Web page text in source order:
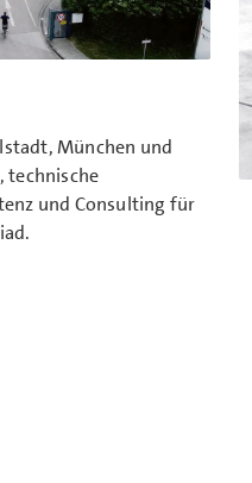
München und
technische
und Consulting für